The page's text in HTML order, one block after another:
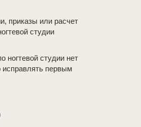
приказы или расчет
студии
ногтевой студии нет
исправлять первым